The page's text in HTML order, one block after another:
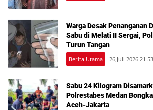
Warga Desak Penanganan
Sabu di Melati II Sergai,
Turun Tangan
Berita Utama 26,Juli 2026 21 53
Sabu 24 Kilogram
Polrestabes Medan
Aceh-Jakarta